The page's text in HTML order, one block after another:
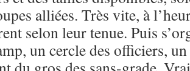
alliées. Très vite, à
selon leur tenue. Puis
un cercle des officiers,